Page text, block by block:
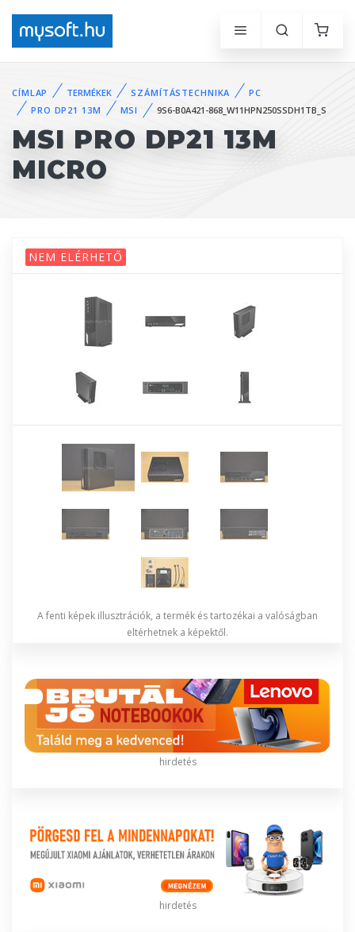
CÍMLAP TERMÉKEK SZÁMÍTÁSTECHNIKA
PC
PRO DP21 13M
MSI 9S6-B0A421-868_W11HPN250SSDH1TB_S
MSI PRO DP21 13M
MICRO
NEM ELÉRHETŐ
A fenti képek illusztrációk, a termék és tartozékai a valóságban
eltérhetnek a képektől.
hirdetés
hirdetés